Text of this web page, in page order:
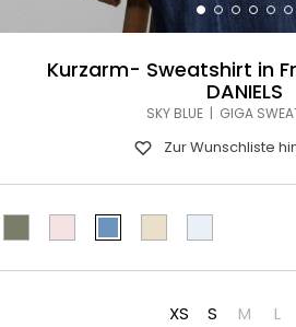
Kurzarm- Sweatshirt in
DANIELS
SKY BLUE | GIGA
Zur Wunschliste
XS S M L